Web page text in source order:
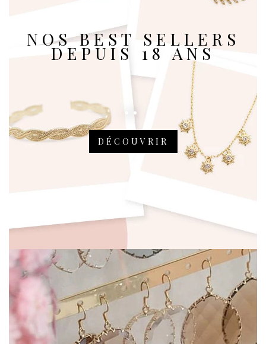
NOS BEST SELLERS
DEPUIS 18 ANS
DÉCOUVRIR